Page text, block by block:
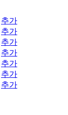
추가
추가
추가
추가
추가
추가
추가